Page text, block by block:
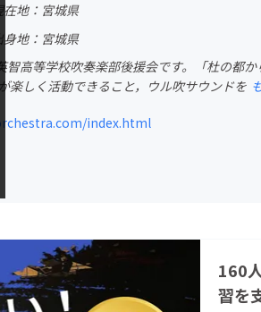
音楽
ゲーム・サービス開発
CAMPFIRE for Social Good
CAMPFIREふるさと納税
machi-
在地：宮城県
身地：宮城県
智高等学校吹奏楽部後援会です。「杜の都
楽しく活動できること，ウル吹サウンドを
index.html
160
習を